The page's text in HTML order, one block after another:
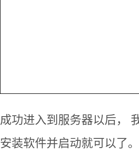
成功进入到服务器以后，
安装软件并启动就可以了